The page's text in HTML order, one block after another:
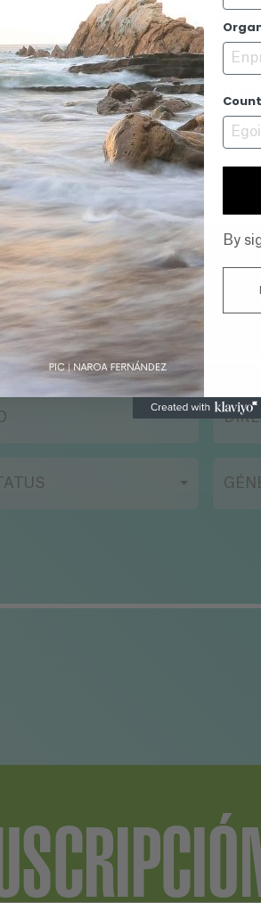
Jon
By